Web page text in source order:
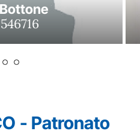
- Patronato